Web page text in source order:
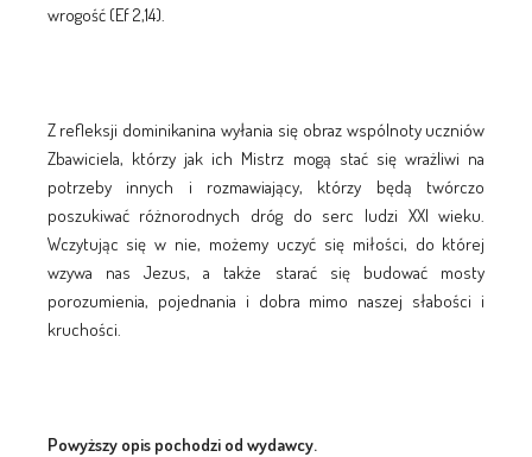
wrogość (Ef 2,14).
Z refleksji dominikanina wyłania się obraz wspólnoty uczniów
Zbawiciela, którzy jak ich Mistrz mogą stać się wrażliwi na
potrzeby innych i rozmawiający, którzy będą twórczo
poszukiwać różnorodnych dróg do serc ludzi XXI wieku.
Wczytując się w nie, możemy uczyć się miłości, do której
wzywa nas Jezus, a także starać się budować mosty
porozumienia, pojednania i dobra mimo naszej słabości i
kruchości.
Powyższy opis pochodzi od wydawcy.